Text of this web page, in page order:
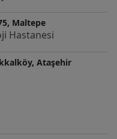
Maltepe
Hastanesi
Ataşehir